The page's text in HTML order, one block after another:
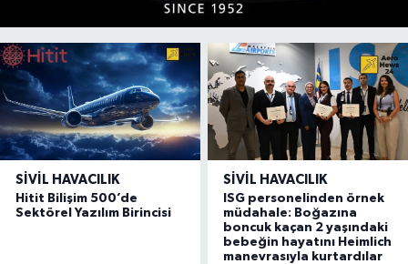
SIVIL HAVACILIK
Hitit Bilişim 500’de
Sektörel Yazılım Birincisi
SIVIL HAVACILIK
ISG personelinden örnek
müdahale: Boğazına
boncuk kaçan 2 yaşındaki
bebeğin hayatını Heimlich
manevrasıyla kurtardılar